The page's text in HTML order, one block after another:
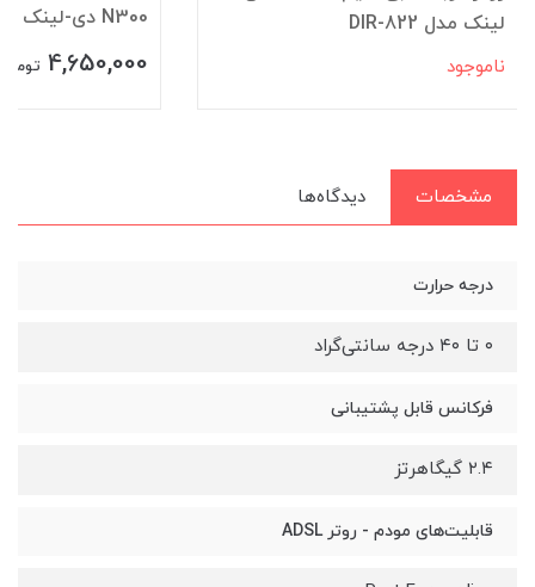
N300 دی-لینک مدل DSL-124 New
4,650,000
مدل DSL-224
5,880,000
مشخصات دیدگاه‌ها
درجه حرارت
۰ تا ۴۰ درجه سانتی‌گراد
فرکانس قابل پشتیبانی
۲.۴ گیگاهرتز
قابلیت‌های مودم - روتر ADSL